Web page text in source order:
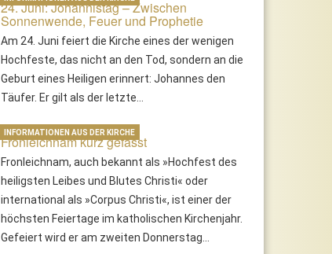
24. Juni: Johannistag – Zwischen
Sonnenwende, Feuer und Prophetie
Am 24. Juni feiert die Kirche eines der wenigen
Hochfeste, das nicht an den Tod, sondern an die
Geburt eines Heiligen erinnert: Johannes den
Täufer. Er gilt als der letzte…
Fronleichnam kurz gefasst
Fronleichnam, auch bekannt als »Hochfest des
heiligsten Leibes und Blutes Christi« oder
international als »Corpus Christi«, ist einer der
höchsten Feiertage im katholischen Kirchenjahr.
Gefeiert wird er am zweiten Donnerstag…
INFORMATIONEN AUS DER KIRCHE